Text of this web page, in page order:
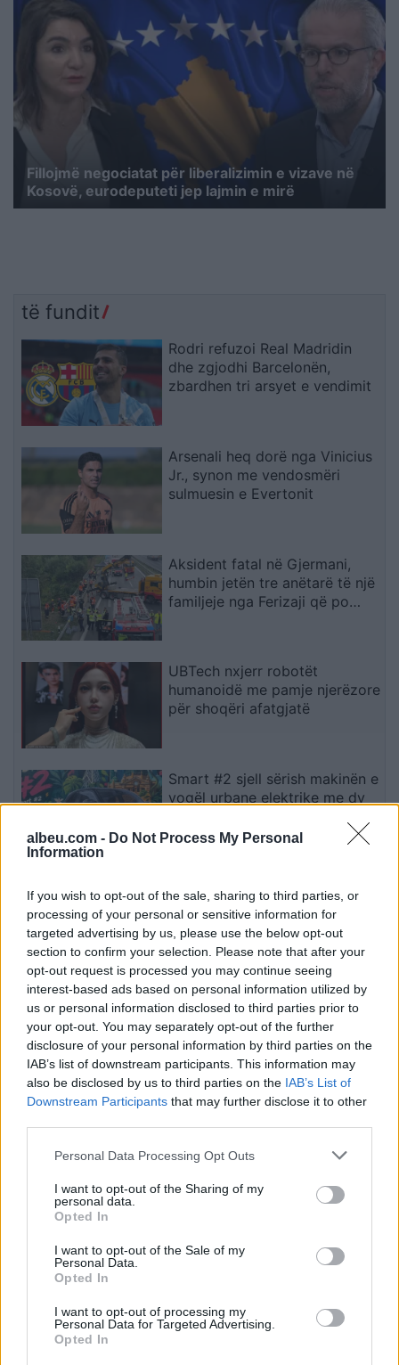
albeu.com - Do Not Process My Personal
Information
If you wish to opt-out of the sale, sharing to third parties, or
processing of your personal or sensitive information for
targeted advertising by us, please use the below opt-out
section to confirm your selection. Please note that after your
opt-out request is processed you may continue seeing
interest-based ads based on personal information utilized by
us or personal information disclosed to third parties prior to
your opt-out. You may separately opt-out of the further
disclosure of your personal information by third parties on the
IAB’s list of downstream participants. This information may
also be disclosed by us to third parties on the IAB’s List of
Downstream Participants that may further disclose it to other
Personal Data Processing Opt Outs
I want to opt-out of the Sharing of my
personal data.
Opted In
I want to opt-out of the Sale of my
Personal Data.
Opted In
I want to opt-out of processing my
Personal Data for Targeted Advertising.
Opted In
Fillojmë negociatat për liberalizimin e vizave në
Kosovë, eurodeputeti jep lajmin e mirë
të fundit
Rodri refuzoi Real Madridin
dhe zgjodhi Barcelonën,
zbardhen tri arsyet e vendimit
Arsenali heq dorë nga Vinicius
Jr., synon me vendosmëri
sulmuesin e Evertonit
Aksident fatal në Gjermani,
humbin jetën tre anëtarë të një
familjeje nga Ferizaji që po
UBTech nxjerr robotët
humanoidë me pamje njerëzore
për shoqëri afatgjatë
Smart #2 sjell sërish makinën e
vogël urbane elektrike me dy
Mercedes-AMG CLA 45
elektrik thyen rekordin e klasës
së tij në Nürburgring
Teleskopi më i fuqishëm diellor
zbulon vorbullat që ndikojnë
në motin hapësinor dhe Tokë